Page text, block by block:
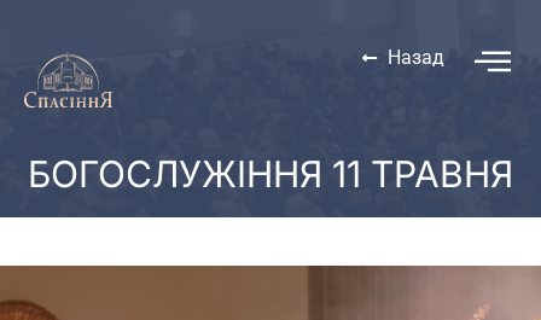
Назад
БОГОСЛУЖІННЯ 11 ТРАВНЯ